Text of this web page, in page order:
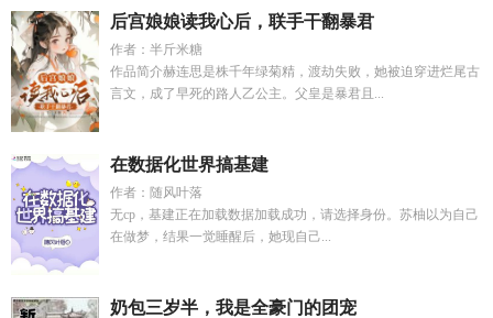
后宫娘娘读我心后，联手干翻暴君
作者：半斤米糖
作品简介赫连思是株千年绿菊精，渡劫失败，她被迫穿进烂尾古
言文，成了早死的路人乙公主。父皇是暴君且...
在数据化世界搞基建
作者：随风叶落
无cp，基建正在加载数据加载成功，请选择身份。苏柚以为自己
在做梦，结果一觉睡醒后，她现自己...
奶包三岁半，我是全豪门的团宠